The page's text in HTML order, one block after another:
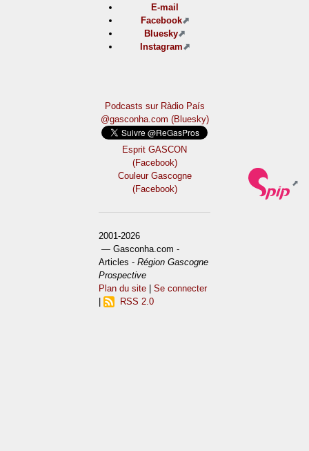
E-mail
Facebook
Bluesky
Instagram
Podcasts sur Ràdio País
@gasconha.com (Bluesky)
Esprit GASCON
(Facebook)
Couleur Gascogne
(Facebook)
2001-2026
— Gasconha.com -
Articles -Région Gascogne
Prospective
Plan du site |Se connecter
RSS 2.0